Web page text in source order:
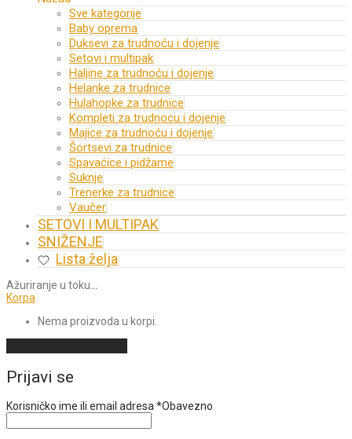
Sve kategorije
Baby oprema
Duksevi za trudnoću i dojenje
Setovi i multipak
Haljine za trudnoću i dojenje
Helanke za trudnice
Hulahopke za trudnice
Kompleti za trudnocu i dojenje
Majice za trudnoću i dojenje
Šortsevi za trudnice
Spavaćice i pidžame
Suknje
Trenerke za trudnice
Vaučer
SETOVI I MULTIPAK
SNIŽENJE
Lista želja
Ažuriranje u toku…
Korpa
Nema proizvoda u korpi.
Prijavi se
Korisničko ime ili email adresa *Obavezno